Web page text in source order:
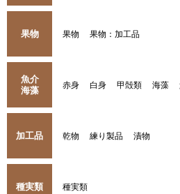
果物 果物 果物：加工品
魚介
海藻
赤身 白身 甲殻類 海藻
加工品 乾物 練り製品 漬物
種実類 種実類